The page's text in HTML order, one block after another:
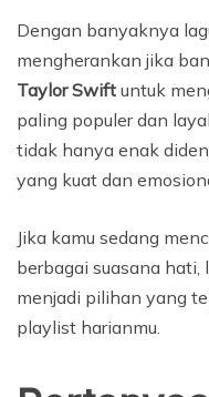
Dengan banyaknya
mengherankan jika
Taylor Swift untuk
paling populer dan
tidak hanya enak
yang kuat dan
Jika kamu sedang
berbagai suasana
menjadi pilihan yang
playlist harianmu.